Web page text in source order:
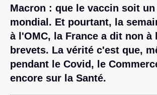
Macron : que le vaccin soit
mondial. Et pourtant, la
à l'OMC, la France a dit non à
brevets. La vérité c'est que,
pendant le Covid, le
encore sur la Santé.